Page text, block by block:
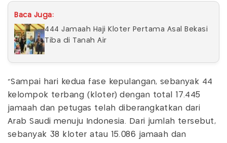
Baca Juga:
444 Jamaah Haji Kloter Pertama Asal Bekasi
Tiba di Tanah Air
“Sampai hari kedua fase kepulangan, sebanyak 44
kelompok terbang (kloter) dengan total 17.445
jamaah dan petugas telah diberangkatkan dari
Arab Saudi menuju Indonesia. Dari jumlah tersebut,
sebanyak 38 kloter atau 15.086 jamaah dan